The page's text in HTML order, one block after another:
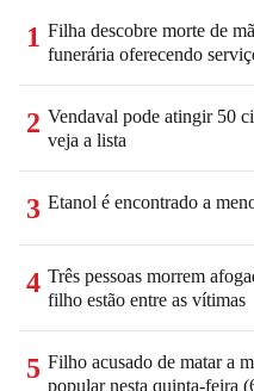
1 Filha descobre morte de
funerária oferecendo
2 Vendaval pode atingir 50
veja a lista
3 Etanol é encontrado a
4 Três pessoas morrem
filho estão entre as vítimas
5 Filho acusado de matar a
popular nesta quinta-feira